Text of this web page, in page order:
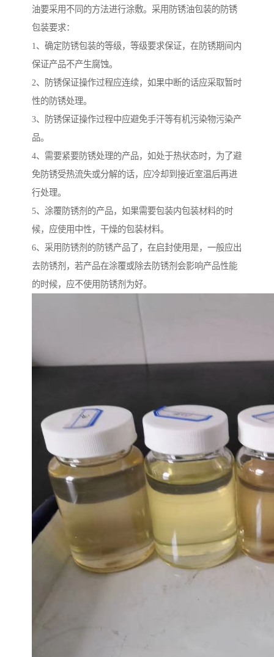
油要采用不同的方法进行涂敷。采用防锈油包装的防锈
包装要求：
1、确定防锈包装的等级，等级要求保证，在防锈期间内
保证产品不产生腐蚀。
2、防锈保证操作过程应连续，如果中断的话应采取暂时
性的防锈处理。
3、防锈保证操作过程中应避免手汗等有机污染物污染产
品。
4、需要紧要防锈处理的产品，如处于热状态时，为了避
免防锈受热流失或分解的话，应冷却到接近室温后再进
行处理。
5、涂覆防锈剂的产品，如果需要包装内包装材料的时
候，应使用中性，干燥的包装材料。
6、采用防锈剂的防锈产品了，在启封使用是，一般应出
去防锈剂，若产品在涂覆或除去防锈剂会影响产品性能
的时候，应不使用防锈剂为好。